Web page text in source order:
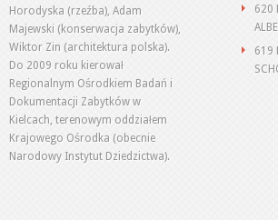
Horodyska (rzeźba), Adam
Majewski (konserwacja zabytków),
Wiktor Zin (architektura polska).
Do 2009 roku kierował
Regionalnym Ośrodkiem Badań i
Dokumentacji Zabytków w
Kielcach, terenowym oddziałem
Krajowego Ośrodka (obecnie
Narodowy Instytut Dziedzictwa).
620
619